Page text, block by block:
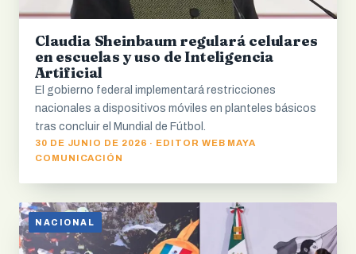
Claudia Sheinbaum regulará celulares
en escuelas y uso de Inteligencia
Artificial
El gobierno federal implementará restricciones
nacionales a dispositivos móviles en planteles básicos
tras concluir el Mundial de Fútbol.
30 DE JUNIO DE 2026 · EDITOR WEB MAYA
COMUNICACIÓN
NACIONAL